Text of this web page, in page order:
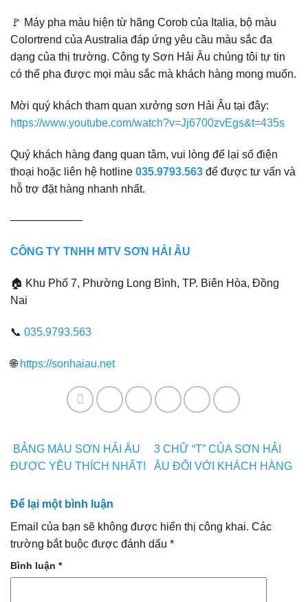
🚩 Máy pha màu hiện từ hãng Corob của Italia, bộ màu
Colortrend của Australia đáp ứng yêu cầu màu sắc đa
dạng của thị trường. Công ty Sơn Hải Âu chúng tôi tự tin
có thể pha được mọi màu sắc mà khách hàng mong muốn.
Mời quý khách tham quan xưởng sơn Hải Âu tại đây:
https://www.youtube.com/watch?v=Jj6700zvEgs&t=435s
Quý khách hàng đang quan tâm, vui lòng để lại số điện
thoại hoặc liên hệ hotline 035.9793.563 để được tư vấn và
hỗ trợ đặt hàng nhanh nhất.
——————–
CÔNG TY TNHH MTV SƠN HẢI ÂU
🏠 Khu Phố 7, Phường Long Bình, TP. Biên Hòa, Đồng
Nai
📞 035.9793.563
🌐 https://sonhaiau.net
BẢNG MÀU SƠN HẢI ÂU
ĐƯỢC YÊU THÍCH NHẤT!
3 CHỮ “T” CỦA SƠN HẢI
ÂU ĐỐI VỚI KHÁCH HÀNG
Để lại một bình luận
Email của bạn sẽ không được hiển thị công khai. Các
trường bắt buộc được đánh dấu *
Bình luận *